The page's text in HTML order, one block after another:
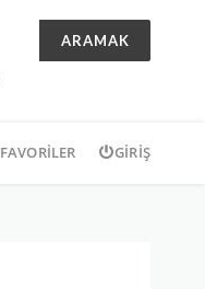
ARAMAK
FAVORILER GIRIŞ